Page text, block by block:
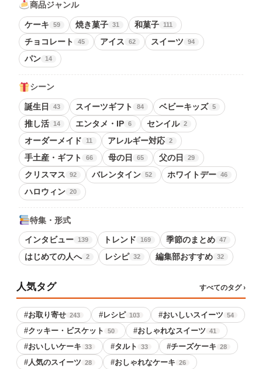
商品ジャンル
ケーキ 59 焼き菓子 31 和菓子 111
チョコレート 45 アイス 62 スイーツ 94
パン 14
シーン
誕生日 43 スイーツギフト 84 ベビーキッズ 5
推し活 14 エンタメ・IP 6 センイル 2
オーダーメイド 11 アレルギー対応 2
手土産・ギフト 66 母の日 65 父の日 29
クリスマス 92 バレンタイン 52 ホワイトデー 46
ハロウィン 20
特集・形式
インタビュー 139 トレンド 169 季節のまとめ 47
はじめての人へ 2 レシピ 32 編集部おすすめ 32
人気タグ すべてのタグ ›
#お取り寄せ 243 #レシピ 103 #おいしいスイーツ 54
#クッキー・ビスケット 50 #おしゃれなスイーツ 41
#おいしいケーキ 33 #タルト 33 #チーズケーキ 28
#人気のスイーツ 28 #おしゃれなケーキ 26